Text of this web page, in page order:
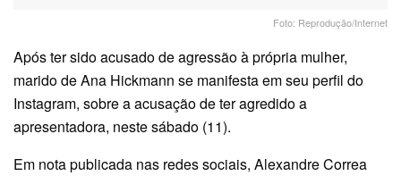
Foto: Reprodução/Internet
Após ter sido acusado de agressão à própria mulher,
marido de Ana Hickmann se manifesta em seu perfil do
Instagram, sobre a acusação de ter agredido a
apresentadora, neste sábado (11).
Em nota publicada nas redes sociais, Alexandre Correa